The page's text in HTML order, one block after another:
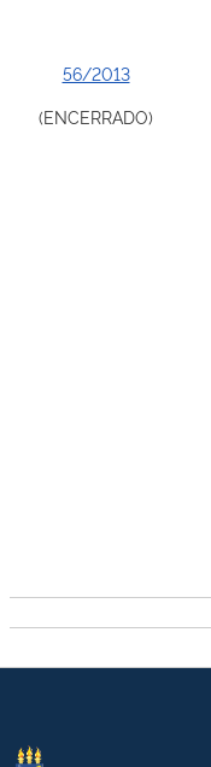
56/2013
(ENCERRADO)